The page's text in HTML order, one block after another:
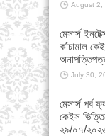
August 2,
মেসার্স
কাঁচামাল
July 30,
মেসার্স পর্ব
কেইস
২৯/০৭/